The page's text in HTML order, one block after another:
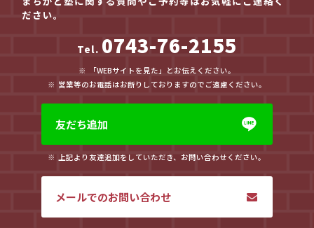
ださい。
Tel. 0743-76-2155
「WEBサイトを見た」とお伝えください。
営業等のお電話はお断りしておりますのでご遠慮ください。
友だち追加
上記より友達追加をしていただき、お問い合わせください。
メールでのお問い合わせ